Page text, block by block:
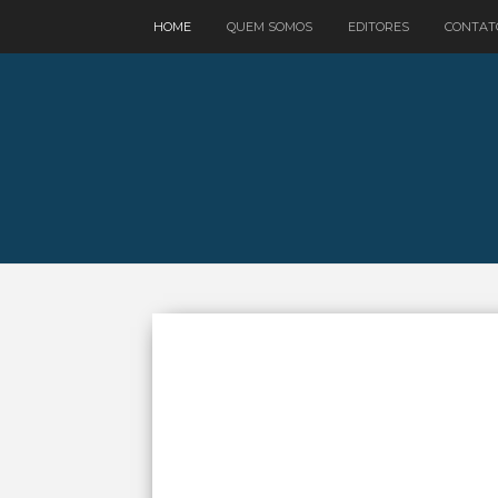
HOME QUEM SOMOS EDITORES